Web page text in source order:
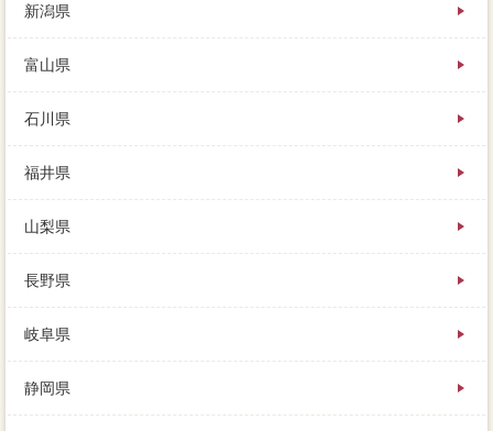
新潟県
富山県
石川県
福井県
山梨県
長野県
岐阜県
静岡県